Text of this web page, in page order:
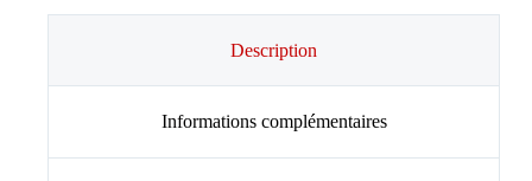
Description
Informations complémentaires